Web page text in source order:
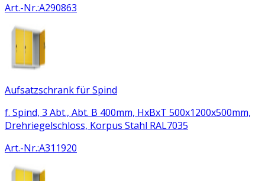
Art.-Nr.:A290863
Aufsatzschrank für Spind
f. Spind, 3 Abt., Abt. B 400mm, HxBxT 500x1200x500mm,
Drehriegelschloss, Korpus Stahl RAL7035
Art.-Nr.:A311920